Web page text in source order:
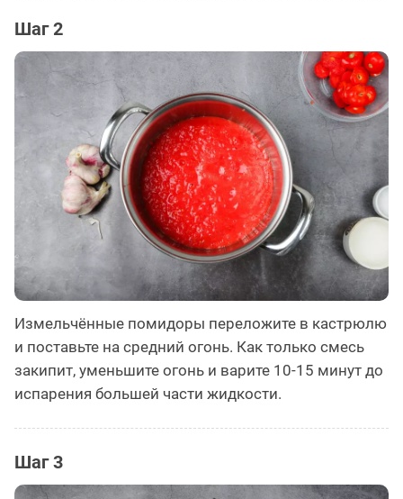
Шаг 2
Измельчённые помидоры переложите в кастрюлю
и поставьте на средний огонь. Как только смесь
закипит, уменьшите огонь и варите 10-15 минут до
испарения большей части жидкости.
Шаг 3